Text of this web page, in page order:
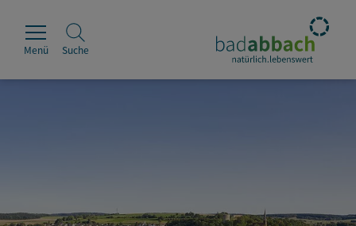
Leben & Wohnen
Menü Suche